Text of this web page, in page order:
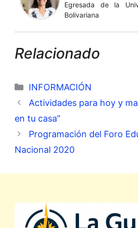
Egresada de la
Bolivariana
Relacionado
Categorías
INFORMACIÓN
Actividades para hoy y
en tu casa”
Programación del Foro
Nacional 2020